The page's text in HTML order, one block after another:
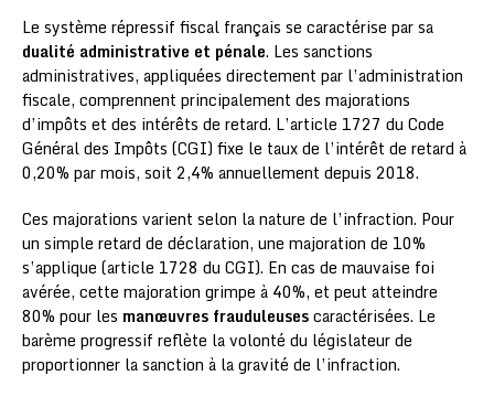
Le système répressif fiscal français se caractérise par sa
dualité administrative et pénale. Les sanctions
administratives, appliquées directement par l’administration
fiscale, comprennent principalement des majorations
d’impôts et des intérêts de retard. L’article 1727 du Code
Général des Impôts (CGI) fixe le taux de l’intérêt de retard à
0,20% par mois, soit 2,4% annuellement depuis 2018.
Ces majorations varient selon la nature de l’infraction. Pour
un simple retard de déclaration, une majoration de 10%
s’applique (article 1728 du CGI). En cas de mauvaise foi
avérée, cette majoration grimpe à 40%, et peut atteindre
80% pour les manœuvres frauduleusescaractérisées. Le
barème progressif reflète la volonté du législateur de
proportionner la sanction à la gravité de l’infraction.